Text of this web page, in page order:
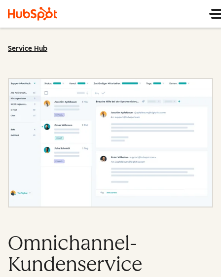
Service Hub
Omnichannel-
Kundenservice